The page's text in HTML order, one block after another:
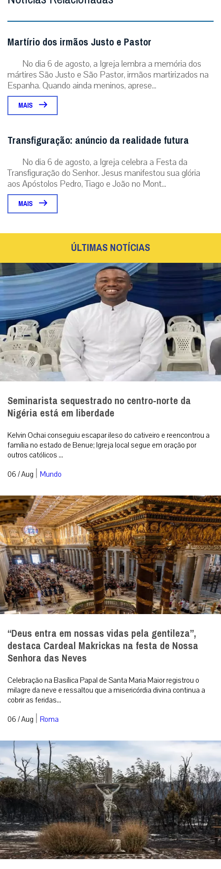
Martírio dos irmãos Justo e Pastor
No dia 6 de agosto, a Igreja lembra a memória dos
mártires São Justo e São Pastor, irmãos martirizados na
Espanha. Quando ainda meninos, aprese...
MAIS
Transfiguração: anúncio da realidade futura
No dia 6 de agosto, a Igreja celebra a Festa da
Transfiguração do Senhor. Jesus manifestou sua glória
aos Apóstolos Pedro, Tiago e João no Mont...
MAIS
ÚLTIMAS NOTÍCIAS
Seminarista sequestrado no centro-norte da
Nigéria está em liberdade
Kelvin Ochai conseguiu escapar ileso do cativeiro e reencontrou a
família no estado de Benue; Igreja local segue em oração por
outros católicos ...
06 / Aug | Mundo
“Deus entra em nossas vidas pela gentileza”,
destaca Cardeal Makrickas na festa de Nossa
Senhora das Neves
Celebração na Basílica Papal de Santa Maria Maior registrou o
milagre da neve e ressaltou que a misericórdia divina continua a
cobrir as feridas...
06 / Aug | Roma